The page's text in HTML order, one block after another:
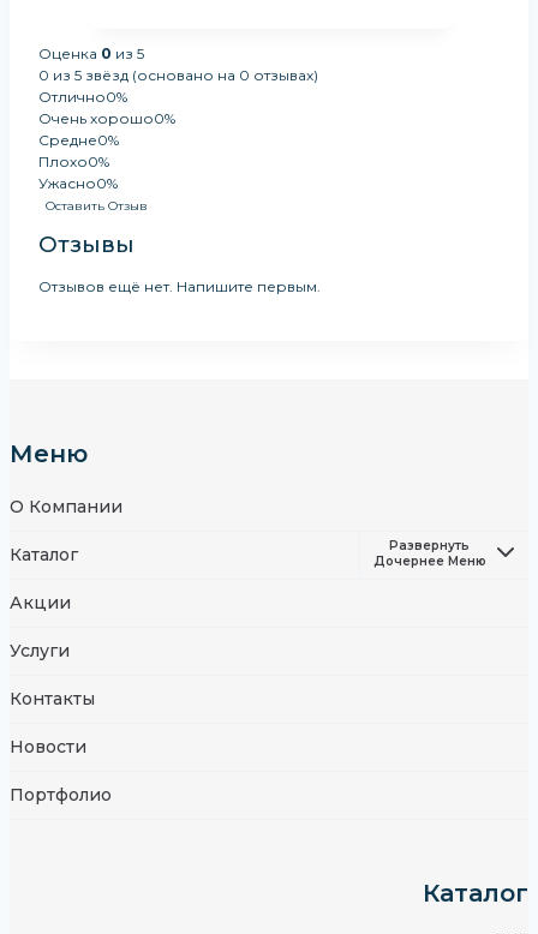
Оценка 0 из 5
0 из 5 звёзд (основано на 0 отзывах)
Отлично0%
Очень хорошо0%
Средне0%
Плохо0%
Ужасно0%
Оставить Отзыв
Отзывы
Отзывов ещё нет. Напишите первым.
Меню
О Компании
Каталог
Развернуть
Дочернее Меню
Акции
Услуги
Контакты
Новости
Портфолио
Каталог